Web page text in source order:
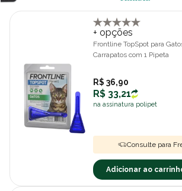
+ opções
Frontline TopSpot para
Carrapatos com 1 Pipeta
R$ 36,90
R$ 33,21
na assinatura polipet
Consulte para
Adicionar ao